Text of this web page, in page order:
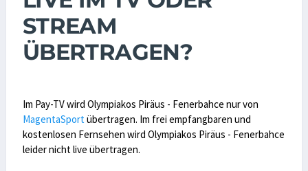
STREAM
ÜBERTRAGEN?
Im Pay-TV wird Olympiakos Piräus - Fenerbahce nur von
MagentaSportübertragen. Im frei empfangbaren und
kostenlosen Fernsehen wird Olympiakos Piräus - Fenerbahce
leider nicht live übertragen.